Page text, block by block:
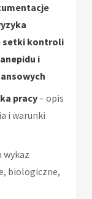
setki kontroli
i
pracy– opis
i warunki
wykaz
biologiczne,